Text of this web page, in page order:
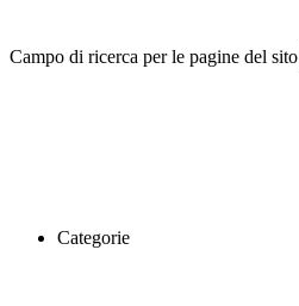
Campo di ricerca per le pagine del sito
Categorie